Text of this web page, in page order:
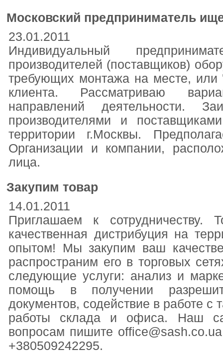
Московский предприниматель
23.01.2011
Индивидуальный
производителей (поставщиков)
требующих монтажа на месте, или
клиента. Рассматриваю
направлений деятельности.
производителями и
территории г.Москвы.
Организации и компании,
лица.
Закупим товар
14.01.2011
Приглашаем к
качественная дистрибуция на
опытом! Мы закупим ваш
распространим его в торговых
следующие услуги: анализ и
помощь в получении
документов, содействие в работе
работы склада и офиса. Наш
вопросам пишите
+380509242295.